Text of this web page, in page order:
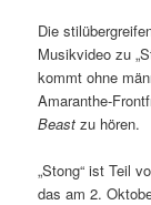
Die
Musikvideo zu
kommt ohne
Amaranthe-
Beast zu hören.
„Stong“ ist Teil
das am 2.